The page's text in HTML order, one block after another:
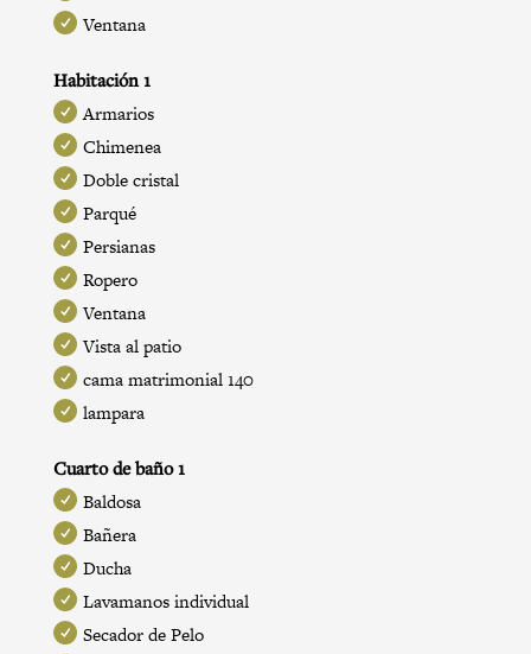
Ventana
Habitación 1
Armarios
Chimenea
Doble cristal
Parqué
Persianas
Ropero
Ventana
Vista al patio
cama matrimonial 140
lampara
Cuarto de baño 1
Baldosa
Bañera
Ducha
Lavamanos individual
Secador de Pelo